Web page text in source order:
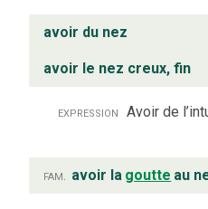
avoir du nez
avoir le nez creux, fin
expression Avoir de
fam. avoir la goutte au